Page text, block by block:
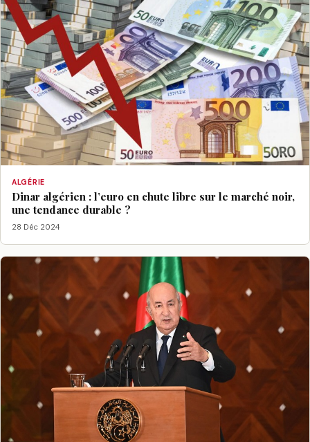
ALGÉRIE
Dinar algérien : l’euro en chute libre sur le marché noir,
une tendance durable ?
28 Déc 2024